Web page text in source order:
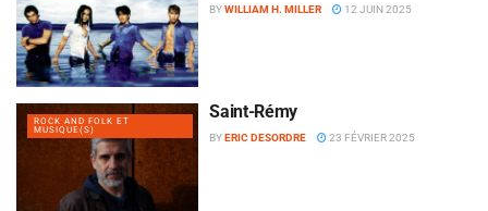
BYWILLIAM H. MILLER 12 JUIN 2025
ROCK AND FOLK ET
MUSIQUE(S)
Saint-Rémy
BYERIC DESORDRE 23 FÉVRIER 2025